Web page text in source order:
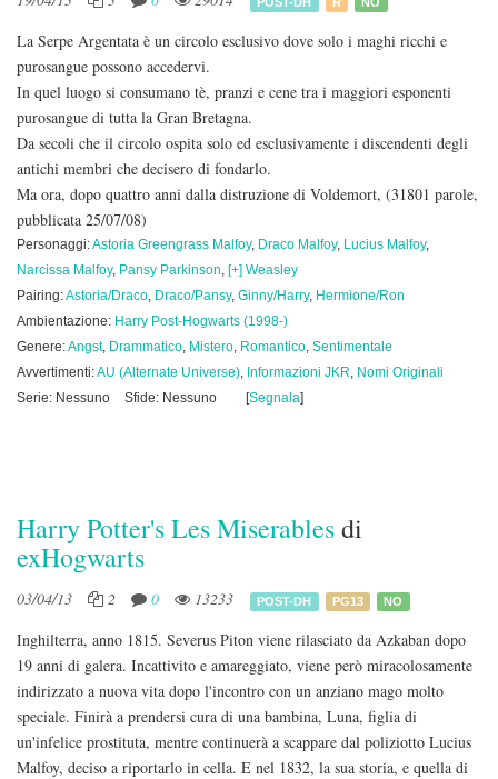
La Serpe Argentata è un circolo esclusivo dove solo i maghi ricchi e
purosangue possono accedervi.
In quel luogo si consumano tè, pranzi e cene tra i maggiori esponenti
purosangue di tutta la Gran Bretagna.
Da secoli che il circolo ospita solo ed esclusivamente i discendenti degli
antichi membri che decisero di fondarlo.
Ma ora, dopo quattro anni dalla distruzione di Voldemort, (31801 parole,
pubblicata 25/07/08)
Personaggi:Astoria Greengrass Malfoy, Draco Malfoy, Lucius Malfoy,
Narcissa Malfoy, Pansy Parkinson, [+] Weasley
Pairing:Astoria/Draco, Draco/Pansy, Ginny/Harry, Hermione/Ron
Ambientazione: Harry Post-Hogwarts (1998-)
Genere:Angst, Drammatico, Mistero, Romantico, Sentimentale
Avvertimenti:AU (Alternate Universe), Informazioni JKR, Nomi Originali
Serie: Nessuno
Sfide: Nessuno [Segnala]
Harry Potter's Les Miserablesdi
exHogwarts
03/04/13 2 0 13233 POST-DH PG13 NO
Inghilterra, anno 1815. Severus Piton viene rilasciato da Azkaban dopo
19 anni di galera. Incattivito e amareggiato, viene però miracolosamente
indirizzato a nuova vita dopo l'incontro con un anziano mago molto
speciale. Finirà a prendersi cura di una bambina, Luna, figlia di
un'infelice prostituta, mentre continuerà a scappare dal poliziotto Lucius
Malfoy, deciso a riportarlo in cella. E nel 1832, la sua storia, e quella di